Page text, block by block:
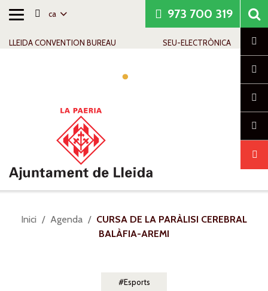
Alternar
ca
LLEIDA CONVENTION BUREAU SEU-ELECTRÒNICA
973 700 319
Sou
Inici Agenda
CURSA DE LA PARÀLISI CEREBRAL
BALÀFIA-AREMI
Esports